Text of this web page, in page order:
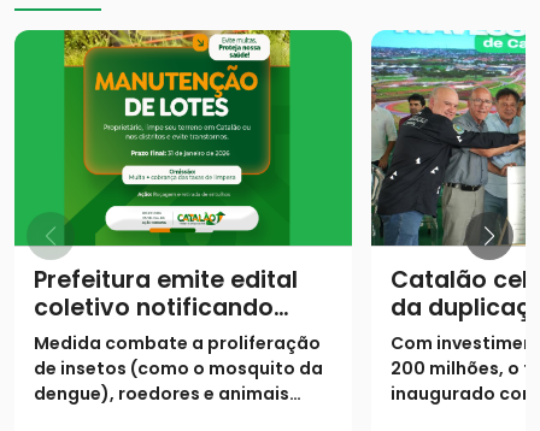
Prefeitura emite edital
coletivo notificando
proprietários para
limpeza de lotes até 31
de janeiro
Medida combate a proliferação
de insetos (como o mosquito da
dengue), roedores e animais
Catalão
da
urbano da
Com
200 milhões, o
inaugurado